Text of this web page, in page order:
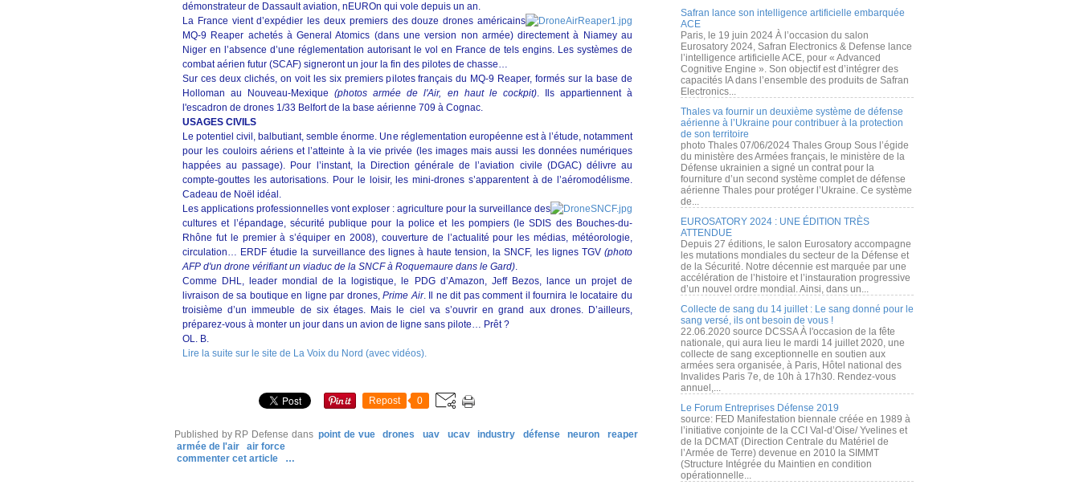
démonstrateur de Dassault aviation, nEUROn qui vole depuis un an.
La France vient d’expédier les deux premiers des douze drones américains
MQ-9 Reaper achetés à General Atomics (dans une version non armée) directement à Niamey au
Niger en l’absence d’une réglementation autorisant le vol en France de tels engins. Les systèmes de
combat aérien futur (SCAF) signeront un jour la fin des pilotes de chasse…
Sur ces deux clichés, on voit les six premiers pilotes français du MQ-9 Reaper, formés sur la base de
Holloman au Nouveau-Mexique (photos armée de l'Air, en haut le cockpit). Ils appartiennent à
l'escadron de drones 1/33 Belfort de la base aérienne 709 à Cognac.
USAGES CIVILS
Le potentiel civil, balbutiant, semble énorme. Une réglementation européenne est à l’étude, notamment
pour les couloirs aériens et l’atteinte à la vie privée (les images mais aussi les données numériques
happées au passage). Pour l’instant, la Direction générale de l’aviation civile (DGAC) délivre au
compte-gouttes les autorisations. Pour le loisir, les mini-drones s’apparentent à de l’aéromodélisme.
Cadeau de Noël idéal.
Les applications professionnelles vont exploser : agriculture pour la surveillance des
cultures et l’épandage, sécurité publique pour la police et les pompiers (le SDIS des Bouches-du-
Rhône fut le premier à s’équiper en 2008), couverture de l’actualité pour les médias, météorologie,
circulation… ERDF étudie la surveillance des lignes à haute tension, la SNCF, les lignes TGV (photo
AFP d'un drone vérifiant un viaduc de la SNCF à Roquemaure dans le Gard).
Comme DHL, leader mondial de la logistique, le PDG d’Amazon, Jeff Bezos, lance un projet de
livraison de sa boutique en ligne par drones,Prime Air. Il ne dit pas comment il fournira le locataire du
troisième d’un immeuble de six étages. Mais le ciel va s’ouvrir en grand aux drones. D’ailleurs,
préparez-vous à monter un jour dans un avion de ligne sans pilote… Prêt ?
OL. B.
Lire la suite sur le site de La Voix du Nord (avec vidéos).
Repost 0
Published by RP Defense dans point de vue drones uav ucav industry défense neuron
reaper
armée de l'air
air force
commenter cet article
…
Safran lance son intelligence artificielle embarquée
ACE
Paris, le 19 juin 2024 À l’occasion du salon
Eurosatory 2024, Safran Electronics & Defense lance
l’intelligence artificielle ACE, pour « Advanced
Cognitive Engine ». Son objectif est d’intégrer des
capacités IA dans l’ensemble des produits de Safran
Electronics...
Thales va fournir un deuxième système de défense
aérienne à l’Ukraine pour contribuer à la protection
de son territoire
photo Thales 07/06/2024 Thales Group Sous l’égide
du ministère des Armées français, le ministère de la
Défense ukrainien a signé un contrat pour la
fourniture d’un second système complet de défense
aérienne Thales pour protéger l’Ukraine. Ce système
de...
EUROSATORY 2024 : UNE ÉDITION TRÈS
ATTENDUE
Depuis 27 éditions, le salon Eurosatory accompagne
les mutations mondiales du secteur de la Défense et
de la Sécurité. Notre décennie est marquée par une
accélération de l’histoire et l’instauration progressive
d’un nouvel ordre mondial. Ainsi, dans un...
Collecte de sang du 14 juillet : Le sang donné pour le
sang versé, ils ont besoin de vous !
22.06.2020 source DCSSA À l'occasion de la fête
nationale, qui aura lieu le mardi 14 juillet 2020, une
collecte de sang exceptionnelle en soutien aux
armées sera organisée, à Paris, Hôtel national des
Invalides Paris 7e, de 10h à 17h30. Rendez-vous
annuel,...
Le Forum Entreprises Défense 2019
source: FED Manifestation biennale créée en 1989 à
l’initiative conjointe de la CCI Val-d’Oise/ Yvelines et
de la DCMAT (Direction Centrale du Matériel de
l’Armée de Terre) devenue en 2010 la SIMMT
(Structure Intégrée du Maintien en condition
opérationnelle...